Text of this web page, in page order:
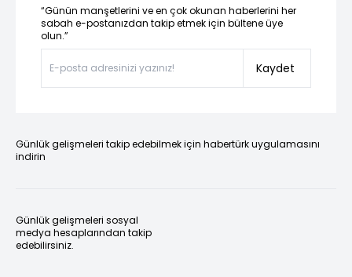
“Günün manşetlerini ve en çok okunan haberlerini her
sabah e-postanızdan takip etmek için bültene üye
olun.”
Kaydet
Günlük gelişmeleri takip edebilmek için habertürk uygulamasını
indirin
Günlük gelişmeleri sosyal
medya hesaplarından takip
edebilirsiniz.